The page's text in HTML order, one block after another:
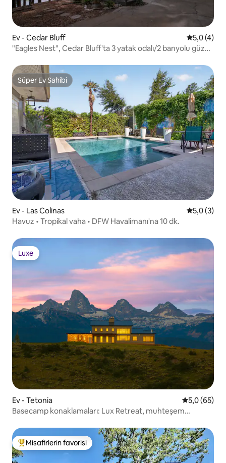
Ev - Cedar Bluff 55,0 (4)
"Eagles Nest", Cedar Bluff'ta 3 yatak odalı/2 banyolu güzel
Süper Ev Sahibi
Süper Ev Sahibi
Ev - Las Colinas 55,0 (3)
Havuz • Tropikal vaha • DFW Havalimanı'na 10 dk.
Luxe
Luxe
Ev - Tetonia 5 üzerinden
5,0 (65)
Basecamp konaklamaları: Lux Retreat, muhteşem
Misafirlerin favorilerinden en beğenilenler arasında
Misafirlerin favorisi